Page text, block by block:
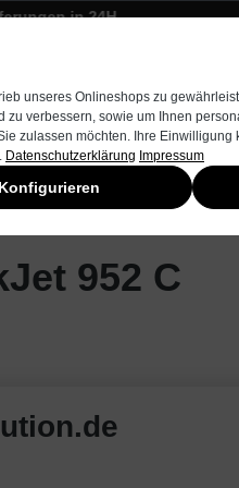
in 24H
952 C
unseres Onlineshops zu
verbessern, sowie um Ihnen
zulassen möchten. Ihre Einwilligung
Datenschutzerklärung Impressum
Konfigurieren